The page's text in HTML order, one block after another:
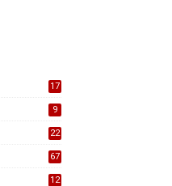
17
9
22
67
12